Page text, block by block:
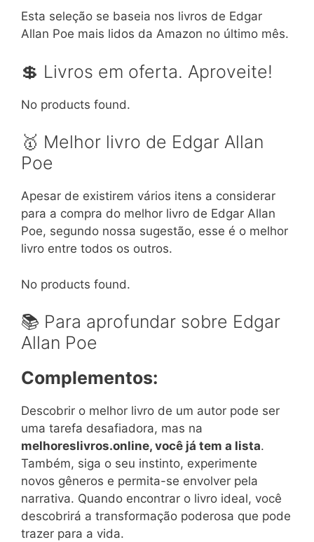
Esta seleção se baseia nos livros de Edgar
Allan Poe mais lidos da Amazon no último mês.
💲 Livros em oferta. Aproveite!
No products found.
🥇 Melhor livro de Edgar Allan
Poe
Apesar de existirem vários itens a considerar
para a compra do melhor livro de Edgar Allan
Poe, segundo nossa sugestão, esse é o melhor
livro entre todos os outros.
No products found.
📚 Para aprofundar sobre Edgar
Allan Poe
Complementos:
Descobrir o melhor livro de um autor pode ser
uma tarefa desafiadora, mas na
melhoreslivros.online, você já tem a lista.
Também, siga o seu instinto, experimente
novos gêneros e permita-se envolver pela
narrativa. Quando encontrar o livro ideal, você
descobrirá a transformação poderosa que pode
trazer para a vida.